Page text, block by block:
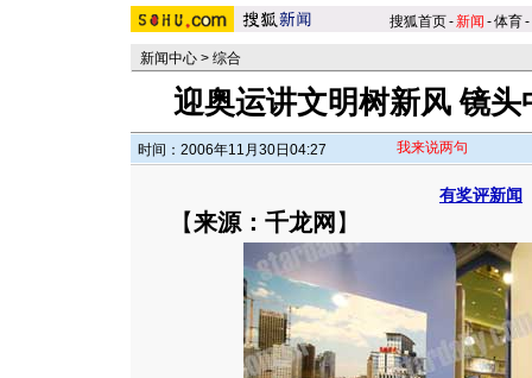
搜狐首页-新闻 -体育-
新闻中心 > 综合
迎奥运讲文明树新风 镜
时间：2006年11月30日04:27 我来说两句
有奖评新闻
【来源：千龙网 】